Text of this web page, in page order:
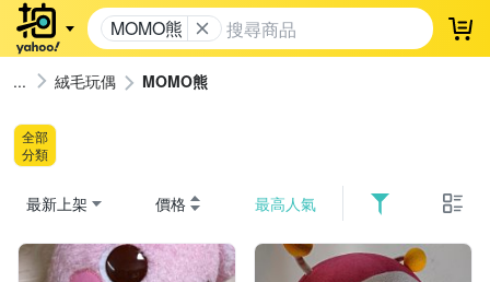
MOMO熊 登
絨毛玩偶 MOMO熊
全部
分類
最新上架 價格 最高人氣